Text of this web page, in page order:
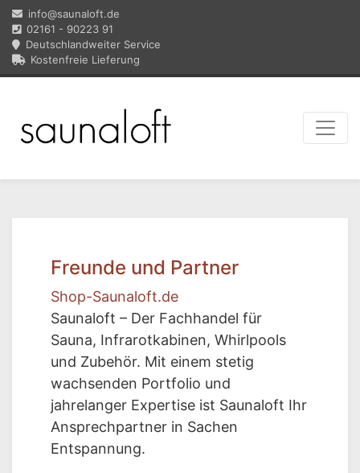
info@saunaloft.de
02161 - 90223 91
Deutschlandweiter Service
Kostenfreie Lieferung
Freunde und Partner
Shop-Saunaloft.de
Saunaloft – Der Fachhandel für
Sauna, Infrarotkabinen, Whirlpools
und Zubehör. Mit einem stetig
wachsenden Portfolio und
jahrelanger Expertise ist Saunaloft Ihr
Ansprechpartner in Sachen
Entspannung.